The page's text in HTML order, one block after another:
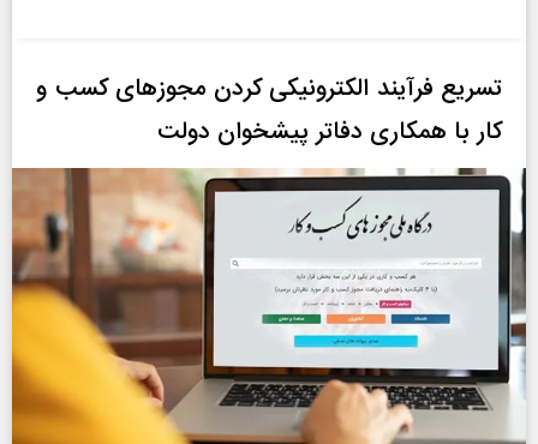
تسریع فرآیند الکترونیکی کردن مجوزهای کسب و
کار با همکاری دفاتر پیشخوان دولت